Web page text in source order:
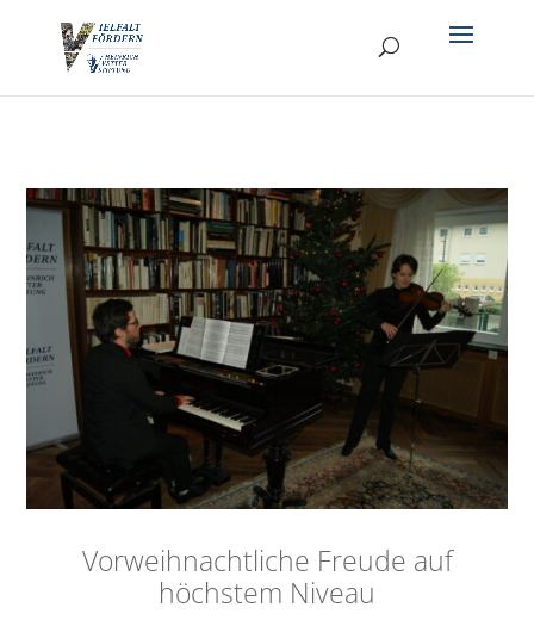
Vorweihnachtliche Freude auf
höchstem Niveau